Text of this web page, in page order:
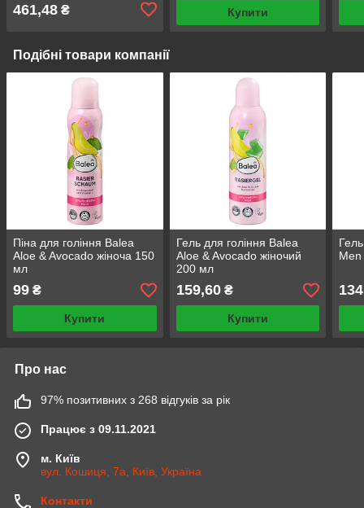
461,48 ₴ Купити
Подібні товари компанії
Піна для гоління Balea
Aloe & Avocado жіноча 150
мл
99 ₴
Купити
Гель для гоління Balea
Aloe & Avocado жіночий
200 мл
159,60₴
Купити
134
Про нас
97% позитивних з 268 відгуків за рік
Працює з 09.11.2021
м. Київ
вул. Кошиця, 7а, Київ, Україна
Контакти